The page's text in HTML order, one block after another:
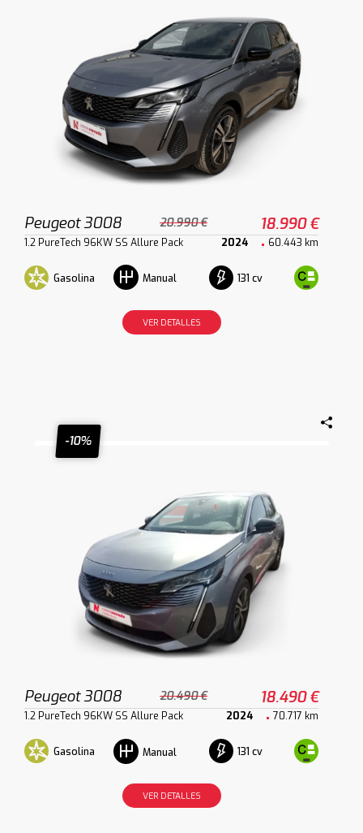
Peugeot 3008 20.990 € 18.990 €
1.2 PureTech 96KW SS Allure Pack 2024 60.443 km
Gasolina Manual 131 cv
VER DETALLES
-10%
Peugeot 3008 20.490 € 18.490 €
1.2 PureTech 96KW SS Allure Pack 2024 70.717 km
Gasolina Manual 131 cv
VER DETALLES